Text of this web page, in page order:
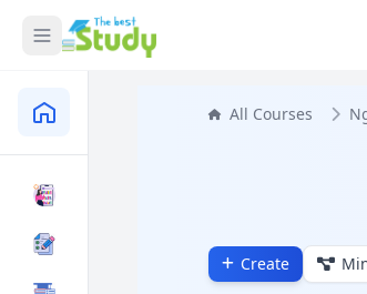
All Courses
Create